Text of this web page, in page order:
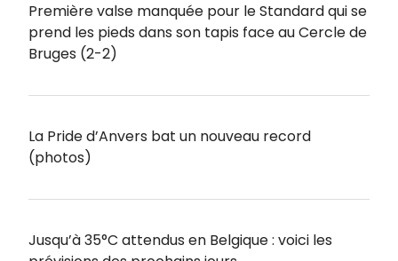
Première valse manquée pour le Standard qui se
prend les pieds dans son tapis face au Cercle de
Bruges (2-2)
La Pride d’Anvers bat un nouveau record
(photos)
Jusqu’à 35°C attendus en Belgique : voici les